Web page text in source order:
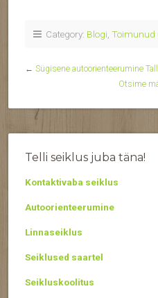
Category: Blogi Toimunud
← Sügisene autoorienteerumine
Otsime
Telli seiklus juba täna!
Kontaktivaba seiklus
Autoorienteerumine
Linnaseiklus
Seiklused saartel
Seikluskoolitus